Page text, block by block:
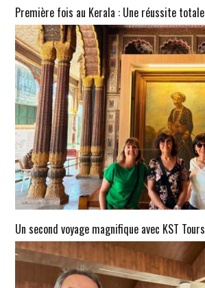
Première fois au Kerala : Une réussite totale
Un second voyage magnifique avec KST Tours